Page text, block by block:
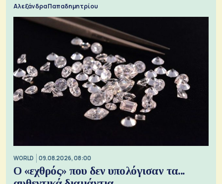
Αλεξάνδρα Παπαδημητρίου
WORLD 09.08.2026, 08:00
Ο «εχθρός» που δεν υπολόγισαν τα...